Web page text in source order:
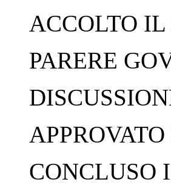
ACCOLTO IL
PARERE
CONCLUSO